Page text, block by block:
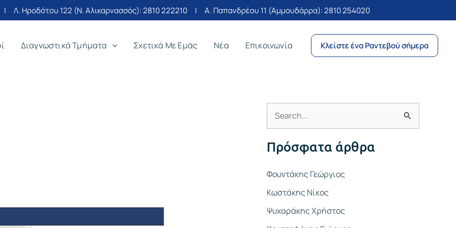
| Λ. Ηροδότου 122 (Ν. Αλικαρνασσός):2810 222210 | Α. Παπανδρέου 11 (Αμμουδάρρα):2810 254020
Διαγνωστικά Τμήματα Σχετικά Με Εμάς Νέα Επικοινωνία Κλείστε ένα Ραντεβού σήμερα
α
τ
η
Πρόσφατα άρθρα
Φουντάκης Γεώργιος
Κωστάκης Νίκος
Ψυχαράκης Χρήστος